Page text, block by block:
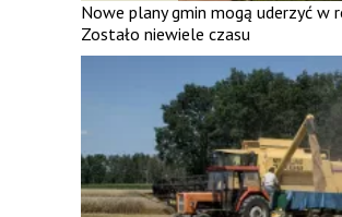
Nowe plany gmin mogą uderzyć w
Zostało niewiele czasu